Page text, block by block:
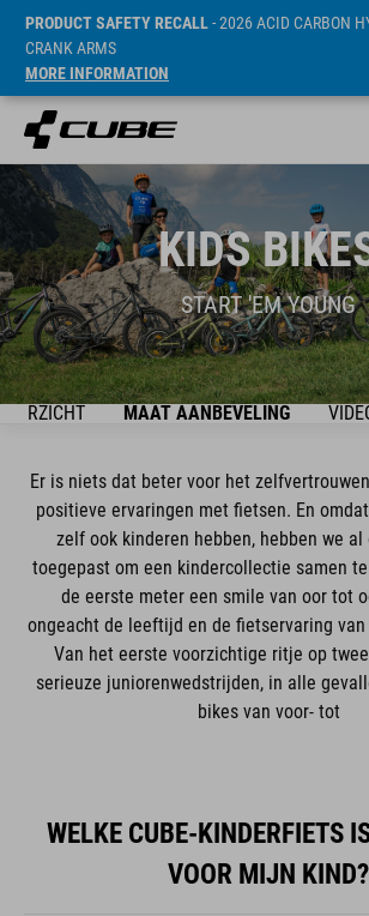
PRODUCT SAFETY RECALL- 2026 ACID CARBON
CRANK ARMS
MORE INFORMATION
KIDS
START 'EM YOUNG
MAAT AANBEVELING
Er is niets dat beter voor het
positieve ervaringen met fietsen. En
zelf ook kinderen hebben, hebben we
toegepast om een kindercollectie samen
de eerste meter een smile van oor tot
ongeacht de leeftijd en de fietservaring
Van het eerste voorzichtige ritje op
serieuze juniorenwedstrijden, in alle
bikes van voor- tot
WELKE CUBE-KINDERFIETS
VOOR MIJN KIND?